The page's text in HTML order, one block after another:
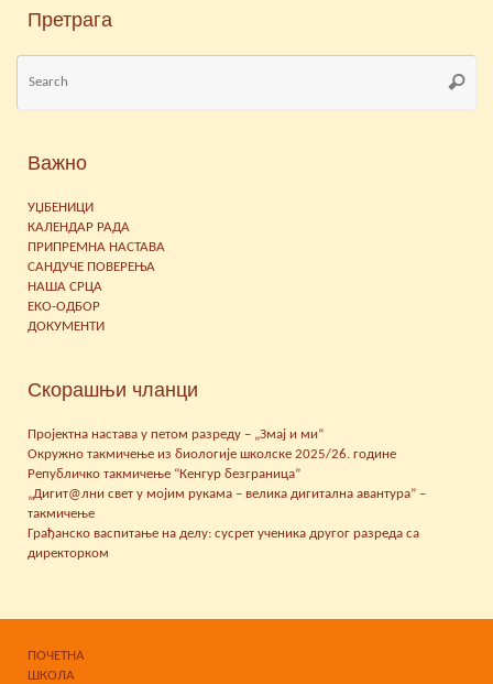
Претрага
Важно
УЏБЕНИЦИ
КАЛЕНДАР РАДА
ПРИПРЕМНА НАСТАВА
САНДУЧЕ ПОВЕРЕЊА
НАША СРЦА
ЕКО-ОДБОР
ДОКУМЕНТИ
Скорашњи чланци
Пројектна настава у петом разреду – „Змај и ми“
Окружно такмичење из биологије школске 2025/26. године
Републичко такмичење “Кенгур безграница”
„Дигит@лни свет у мојим рукама – велика дигитална авантура” –
такмичење
Грађанско васпитање на делу: сусрет ученика другог разреда са
директорком
ПОЧЕТНА
ШКОЛА